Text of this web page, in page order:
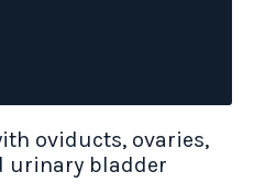
oviducts, ovaries,
urinary bladder